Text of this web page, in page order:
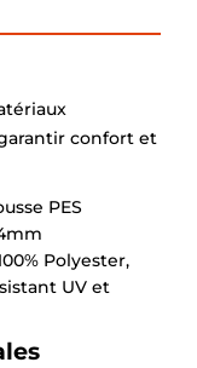
confort et
PES
Polyester,
UV et